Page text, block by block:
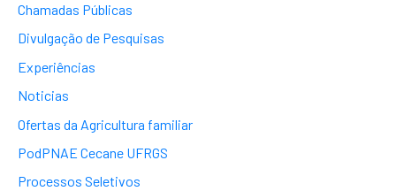
Chamadas Públicas
Divulgação de Pesquisas
Experiências
Noticias
Ofertas da Agricultura familiar
PodPNAE Cecane UFRGS
Processos Seletivos